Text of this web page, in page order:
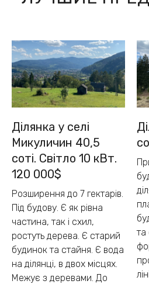
Ділянка у селі
Микуличин 40,5
соті. Світло 10 кВт.
120 000$
Розширення до 7 гектарів.
Під будову. Є як рівна
частина, так і схил,
ростуть дерева. Є старий
будинок та стайня. Є вода
на ділянці, в двох місцях.
Межує з деревами. До
та